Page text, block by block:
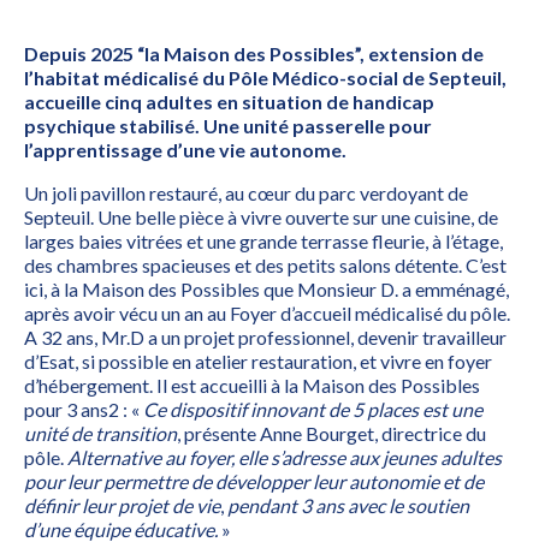
Depuis 2025 “la Maison des Possibles”, extension de
l’habitat médicalisé du Pôle Médico-social de Septeuil,
accueille cinq adultes en situation de handicap
psychique stabilisé. Une unité passerelle pour
l’apprentissage d’une vie autonome.
Un joli pavillon restauré, au cœur du parc verdoyant de
Septeuil. Une belle pièce à vivre ouverte sur une cuisine, de
larges baies vitrées et une grande terrasse fleurie, à l’étage,
des chambres spacieuses et des petits salons détente. C’est
ici, à la Maison des Possibles que Monsieur D. a emménagé,
après avoir vécu un an au Foyer d’accueil médicalisé du pôle.
A 32 ans, Mr.D a un projet professionnel, devenir travailleur
d’Esat, si possible en atelier restauration, et vivre en foyer
d’hébergement. Il est accueilli à la Maison des Possibles
pour 3 ans2 : « Ce dispositif innovant de 5 places est une
unité de transition, présente Anne Bourget, directrice du
pôle. Alternative au foyer, elle s’adresse aux jeunes adultes
pour leur permettre de développer leur autonomie et de
définir leur projet de vie, pendant 3 ans avec le soutien
d’une équipe éducative. »